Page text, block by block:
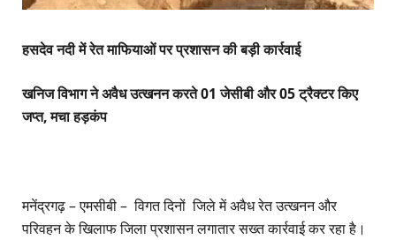
हसदेव नदी में रेत माफियाओं पर प्रशासन की बड़ी कार्रवाई
खनिज विभाग ने अवैध उत्खनन करते 01 जेसीबी और 05 ट्रैक्टर किए
जप्त, मचा हड़कंप
मनेंद्रगढ़ – एमसीबी – विगत दिनों जिले में अवैध रेत उत्खनन और
परिवहन के खिलाफ जिला प्रशासन लगातार सख्त कार्रवाई कर रहा है।